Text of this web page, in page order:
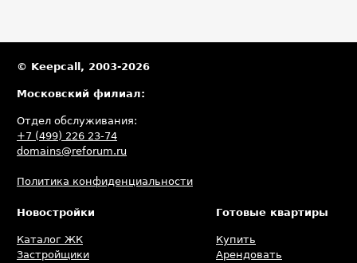
© Keepcall, 2003-2026
Московский филиал:
Отдел обслуживания:
+7 (499) 226 23-74
domains@reforum.ru
Политика конфиденциальности
Новостройки
Каталог ЖК
Застройщики
Готовые квартиры
Купить
Арендовать